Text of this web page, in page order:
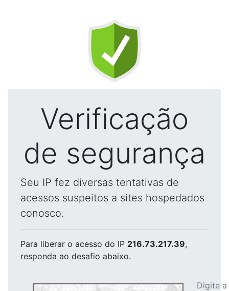
Verificação
de segurança
Seu IP fez diversas tentativas de
acessos suspeitos a sites hospedados
conosco.
Para liberar o acesso do IP 216.73.217.39,
responda ao desafio abaixo.
Digite